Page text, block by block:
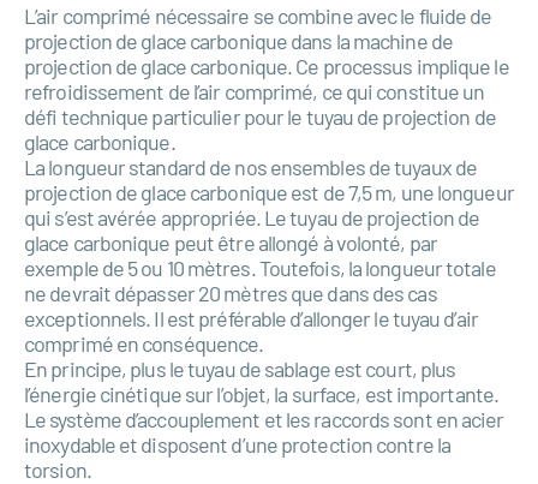
L’air comprimé nécessaire se combine avec le fluide de
projection de glace carbonique dans la machine de
projection de glace carbonique. Ce processus implique le
refroidissement de l’air comprimé, ce qui constitue un
défi technique particulier pour le tuyau de projection de
glace carbonique.
La longueur standard de nos ensembles de tuyaux de
projection de glace carbonique est de 7,5 m, une longueur
qui s’est avérée appropriée. Le tuyau de projection de
glace carbonique peut être allongé à volonté, par
exemple de 5 ou 10 mètres. Toutefois, la longueur totale
ne devrait dépasser 20 mètres que dans des cas
exceptionnels. Il est préférable d’allonger le tuyau d’air
comprimé en conséquence.
En principe, plus le tuyau de sablage est court, plus
l’énergie cinétique sur l’objet, la surface, est importante.
Le système d’accouplement et les raccords sont en acier
inoxydable et disposent d’une protection contre la
torsion.